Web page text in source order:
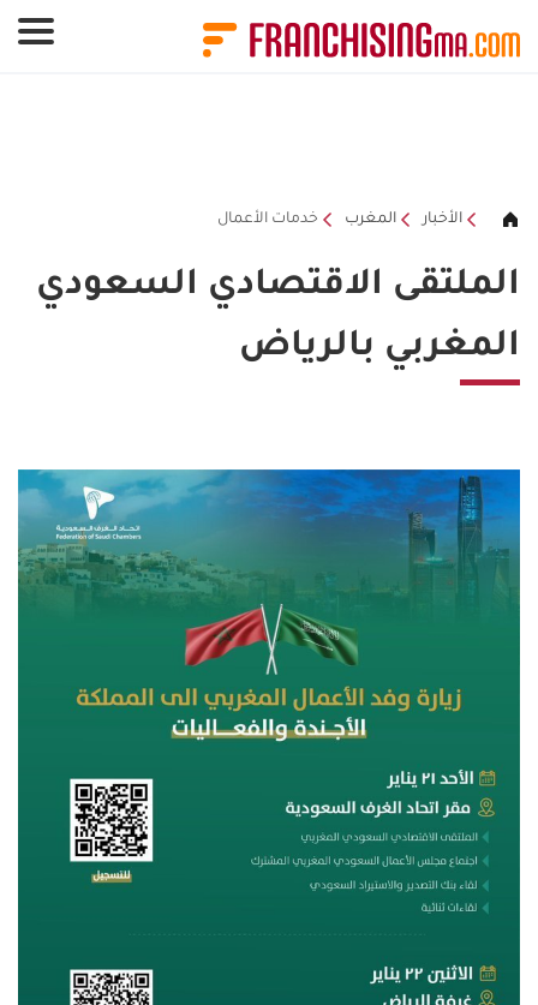
الأخبار المغرب خدمات الأعمال
الملتقى الاقتصادي السعودي
المغربي بالرياض
لوحة إدارة ملفات تعريف الارتباط